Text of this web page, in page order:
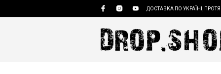
ДОСТАВКА ПО УКРАЇНІ,